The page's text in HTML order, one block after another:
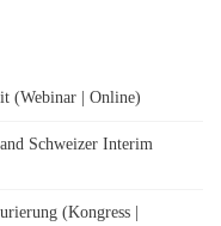
(Webinar | Online)
Schweizer Interim
(Kongress |